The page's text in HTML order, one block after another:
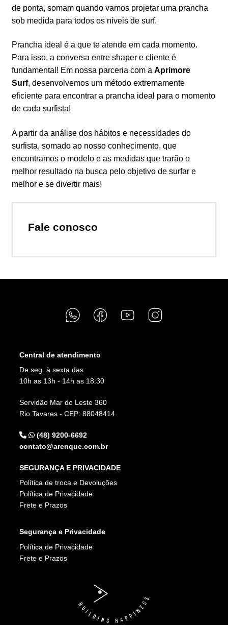
de ponta, somam quando vamos projetar uma prancha
sob medida para todos os níveis de surf.
Prancha ideal é a que te atende em cada momento.
Para isso, a conversa entre shaper e cliente é
fundamental! Em nossa parceria com a Aprimore
Surf, desenvolvemos um método extremamente
eficiente para encontrar a prancha ideal para o momento
de cada surfista!
A partir da análise dos hábitos e necessidades do
surfista, somado ao nosso conhecimento, que
encontramos o modelo e as medidas que trarão o
melhor resultado na busca pelo objetivo de surfar e
melhor e se divertir mais!
Fale conosco
Central de atendimento
De seg. à sexta das
10h as 13h - 14h as 18:30
Servidão Mar do Leste 360
Rio Tavares - CEP: 88048414
(48) 9200-6692
contato@arenque.com.br
SEGURANÇA E PRIVACIDADE
Política de troca e Devoluções
Política de Privacidade
Frete e Prazos
Segurança e Privacidade
Política de Privacidade
Frete e Prazos